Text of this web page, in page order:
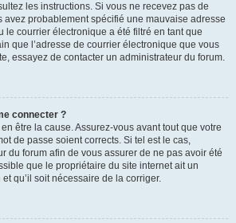
les instructions. Si vous ne recevez pas de
avez probablement spécifié une mauvaise adresse
le courrier électronique a été filtré en tant que
que l’adresse de courrier électronique que vous
essayez de contacter un administrateur du forum.
connecter ?
être la cause. Assurez-vous avant tout que votre
de passe soient corrects. Si tel est le cas,
du forum afin de vous assurer de ne pas avoir été
que le propriétaire du site internet ait un
qu’il soit nécessaire de la corriger.